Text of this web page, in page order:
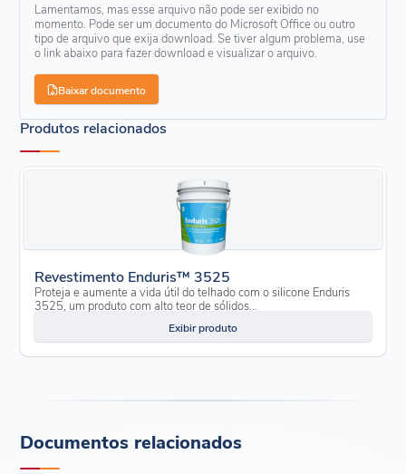
Lamentamos, mas esse arquivo não pode ser exibido no
momento. Pode ser um documento do Microsoft Office ou outro
tipo de arquivo que exija download. Se tiver algum problema, use
o link abaixo para fazer download e visualizar o arquivo.
Baixar documento
Produtos relacionados
Revestimento Enduris™ 3525
Proteja e aumente a vida útil do telhado com o silicone Enduris
3525, um produto com alto teor de sólidos...
Exibir produto
Documentos relacionados